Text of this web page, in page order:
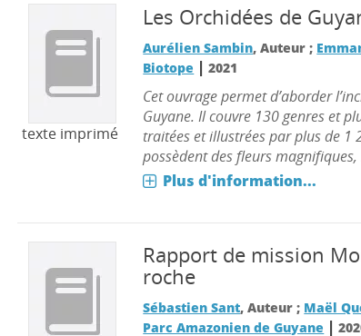
texte imprimé
Les Orchidées de
Aurélien Sambin, Auteur ;
Biotope |2021
Cet ouvrage permet d’aborder
Guyane. Il couvre 130 genres et
traitées et illustrées par plus de 1
possèdent des fleurs
Plus d'information...
Rapport de mission
roche
Sébastien Sant, Auteur ; Maël
Parc Amazonien de Guyane |